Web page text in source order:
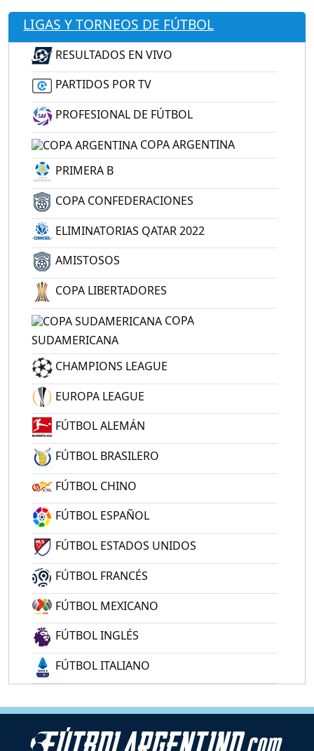
LIGAS Y TORNEOS DE FÚTBOL
RESULTADOS EN VIVO
PARTIDOS POR TV
PROFESIONAL DE FÚTBOL
COPA ARGENTINA
PRIMERA B
COPA CONFEDERACIONES
ELIMINATORIAS QATAR 2022
AMISTOSOS
COPA LIBERTADORES
COPA
SUDAMERICANA
CHAMPIONS LEAGUE
EUROPA LEAGUE
FÚTBOL ALEMÁN
FÚTBOL BRASILERO
FÚTBOL CHINO
FÚTBOL ESPAÑOL
FÚTBOL ESTADOS UNIDOS
FÚTBOL FRANCÉS
FÚTBOL MEXICANO
FÚTBOL INGLÉS
FÚTBOL ITALIANO